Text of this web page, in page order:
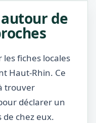
de
fiches locales
Haut-Rhin. Ce
trouver
déclarer un
chez eux.